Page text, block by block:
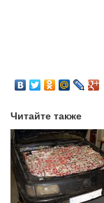
Читайте также